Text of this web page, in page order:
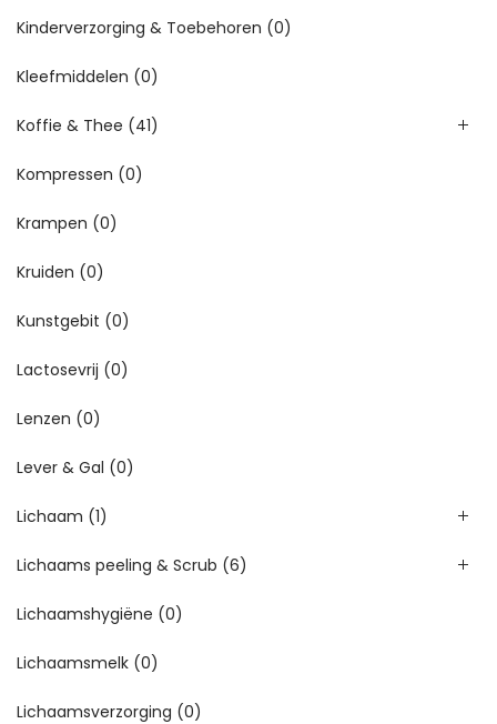
Kinderverzorging & Toebehoren (0)
Kleefmiddelen (0)
Koffie & Thee (41)
Kompressen (0)
Krampen (0)
Kruiden (0)
Kunstgebit (0)
Lactosevrij (0)
Lenzen (0)
Lever & Gal (0)
Lichaam (1)
Lichaams peeling & Scrub (6)
Lichaamshygiëne (0)
Lichaamsmelk (0)
Lichaamsverzorging (0)